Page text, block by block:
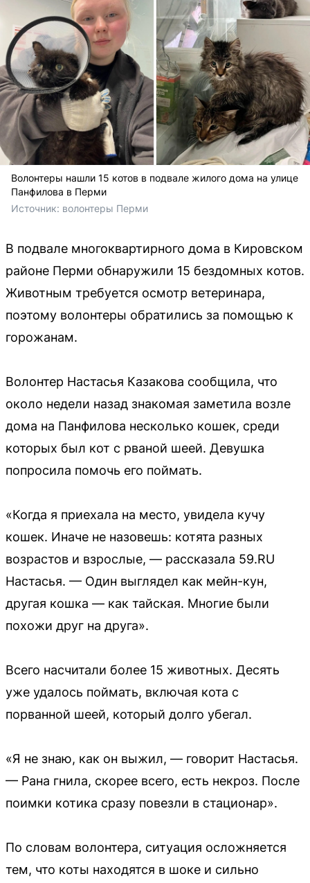
Волонтеры нашли 15 котов в подвале жилого дома на улице
Панфилова в Перми
Источник: волонтеры Перми
В подвале многоквартирного дома в Кировском
районе Перми обнаружили 15 бездомных котов.
Животным требуется осмотр ветеринара,
поэтому волонтеры обратились за помощью к
горожанам.
Волонтер Настасья Казакова сообщила, что
около недели назад знакомая заметила возле
дома на Панфилова несколько кошек, среди
которых был кот с рваной шеей. Девушка
попросила помочь его поймать.
«Когда я приехала на место, увидела кучу
кошек. Иначе не назовешь: котята разных
возрастов и взрослые, — рассказала 59.RU
Настасья. — Один выглядел как мейн-кун,
другая кошка — как тайская. Многие были
похожи друг на друга».
Всего насчитали более 15 животных. Десять
уже удалось поймать, включая кота с
порванной шеей, который долго убегал.
«Я не знаю, как он выжил, — говорит Настасья.
— Рана гнила, скорее всего, есть некроз. После
поимки котика сразу повезли в стационар».
По словам волонтера, ситуация осложняется
тем, что коты находятся в шоке и сильно